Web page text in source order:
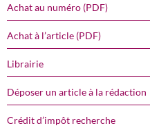
Achat au numéro (PDF)
Achat à l’article (PDF)
Librairie
Déposer un article à la rédaction
Crédit d’impôt recherche